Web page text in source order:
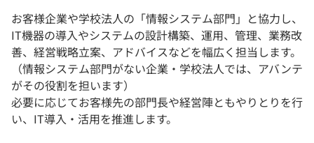
お客様企業や学校法人の「情報システム部門」と協力し、
IT機器の導入やシステムの設計構築、運用、管理、業務改
善、経営戦略立案、アドバイスなどを幅広く担当します。
（情報システム部門がない企業・学校法人では、アバンテ
がその役割を担います）
必要に応じてお客様先の部門長や経営陣ともやりとりを行
い、IT導入・活用を推進します。